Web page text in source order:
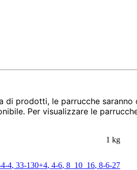
di prodotti, le parrucche
Per visualizzare le
1 kg
4, 33-130+4, 4-6, 8_10_16, 8-6-27